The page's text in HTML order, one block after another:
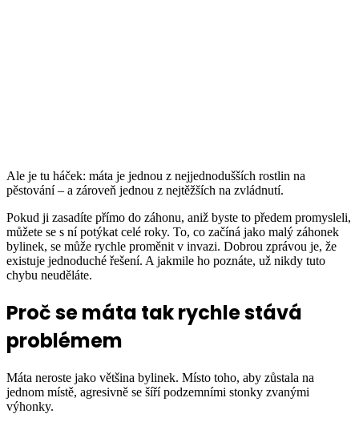
Ale je tu háček: máta je jednou z nejjednodušších rostlin na
pěstování – a zároveň jednou z nejtěžších na zvládnutí.
Pokud ji zasadíte přímo do záhonu, aniž byste to předem promysleli,
můžete se s ní potýkat celé roky. To, co začíná jako malý záhonek
bylinek, se může rychle proměnit v invazi. Dobrou zprávou je, že
existuje jednoduché řešení. A jakmile ho poznáte, už nikdy tuto
chybu neuděláte.
Proč se máta tak rychle stává
problémem
Máta neroste jako většina bylinek. Místo toho, aby zůstala na
jednom místě, agresivně se šíří podzemními stonky zvanými
výhonky.